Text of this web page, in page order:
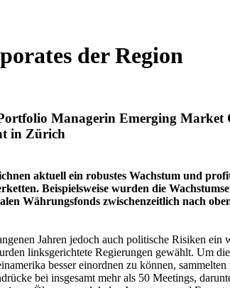
der Region
Managerin Emerging Market
in Zürich
aktuell ein robustes Wachstum und
Beispielsweise wurden die
Währungsfonds zwischenzeitlich nach
Jahren jedoch auch politische Risiken ein
linksgerichtete Regierungen gewählt. Um
besser einordnen zu können,
bei insgesamt mehr als 50 Meetings,